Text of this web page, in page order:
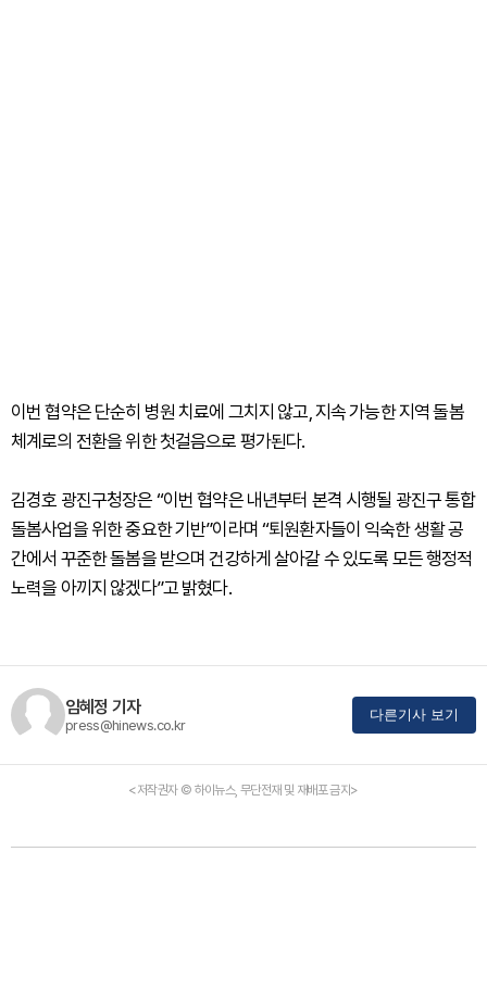
이번 협약은 단순히 병원 치료에 그치지 않고, 지속 가능한 지역 돌봄
체계로의 전환을 위한 첫걸음으로 평가된다.
김경호 광진구청장은 “이번 협약은 내년부터 본격 시행될 광진구 통합
돌봄사업을 위한 중요한 기반”이라며 “퇴원환자들이 익숙한 생활 공
간에서 꾸준한 돌봄을 받으며 건강하게 살아갈 수 있도록 모든 행정적
노력을 아끼지 않겠다”고 밝혔다.
임혜정 기자
press@hinews.co.kr
다른기사 보기
<저작권자 © 하이뉴스, 무단전재 및 재배포 금지>